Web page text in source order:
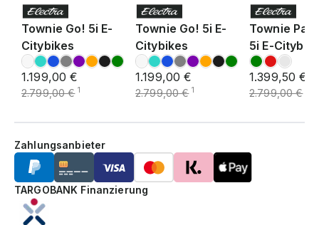
Townie Go! 5i E-
Citybikes
1.199,00 €
2.799,00 € 1
Townie Go! 5i E-
Citybikes
1.199,00 €
2.799,00 € 1
Townie
5i E-
1.399,50 €
2.799,00 €
TARGOBANK Finanzierung
Zahlungsanbieter